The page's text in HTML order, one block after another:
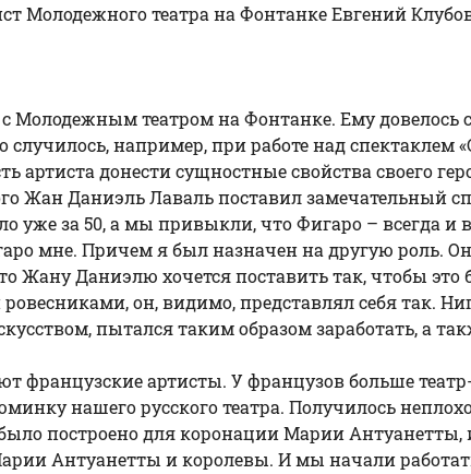
Молодежного театра на ФонтанкеЕвгений
Молодежным театром на Фонтанке. Ему
например, при работе над спектаклем «
артиста донести сущностные свойства своего
Жан Даниэль Лаваль поставил замечательный
за 50, а мы привыкли, что Фигаро – всегда и
мне. Причем я был назначен на другую роль.
Жану Даниэлю хочется поставить так, чтобы это
он, видимо, представлял себя так.
пытался таким образом заработать, а
французские артисты. У французов больше
нашего русского театра. Получилось
построено для коронации Марии
Антуанетты и королевы. И мы начали